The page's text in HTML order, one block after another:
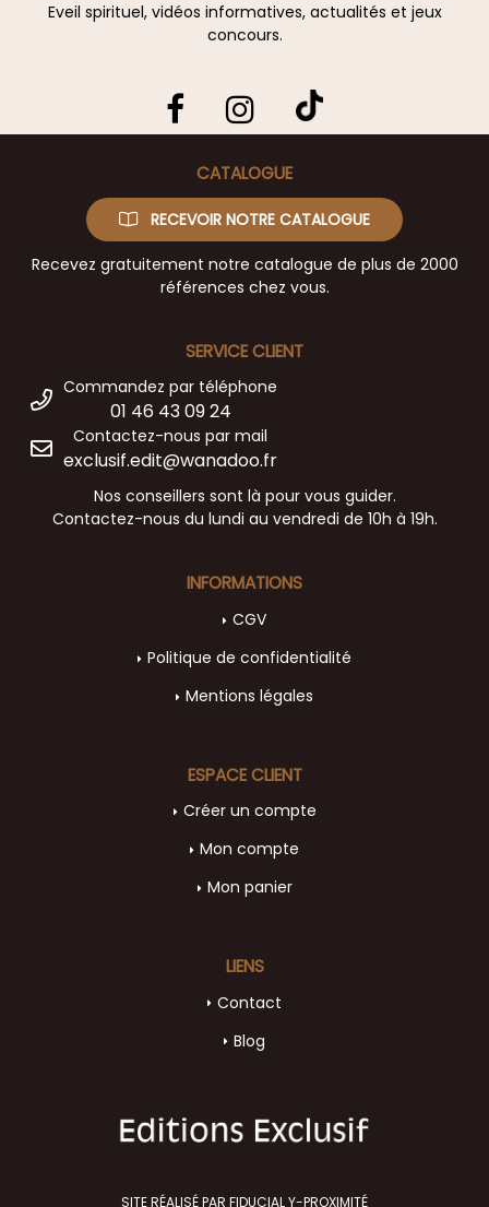
Eveil spirituel, vidéos informatives, actualités et jeux
concours.
CATALOGUE
RECEVOIR NOTRE CATALOGUE
Recevez gratuitement notre catalogue de plus de 2000
références chez vous.
SERVICE CLIENT
Commandez par téléphone
01 46 43 09 24
Contactez-nous par mail
exclusif.edit@wanadoo.fr
Nos conseillers sont là pour vous guider.
Contactez-nous du lundi au vendredi de 10h à 19h.
INFORMATIONS
CGV
Politique de confidentialité
Mentions légales
LIENS
Contact
Blog
ESPACE CLIENT
Créer un compte
Mon compte
Mon panier
SITE RÉALISÉ PAR FIDUCIAL Y-PROXIMITÉ